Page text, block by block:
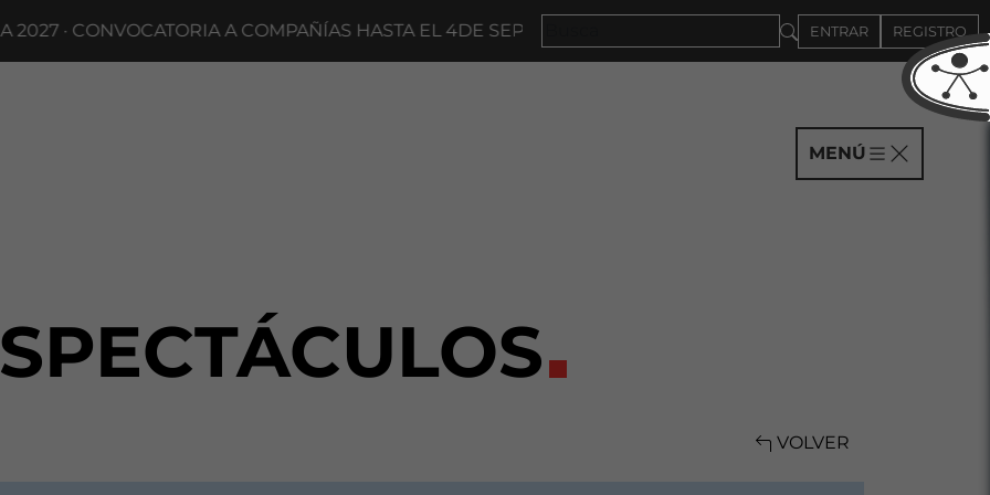
· CONVOCATORIA A COMPAÑÍAS HASTA EL 4DE SEPTIEMBRE ENTRAR REGISTRO
MENÚ
VOLVER